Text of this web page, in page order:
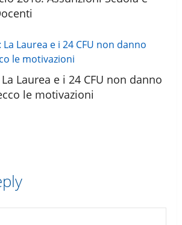
La Laurea e i 24 CFU non danno
le motivazioni